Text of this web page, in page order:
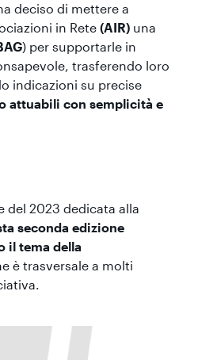
deciso di mettere a
in Rete (AIR) una
) per supportarle in
trasferendo loro
indicazioni su precise
attuabili con semplicità e
del 2023 dedicata alla
seconda edizione
il tema della
è trasversale a molti